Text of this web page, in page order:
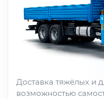
Доставка тяжёлых и
возможностью